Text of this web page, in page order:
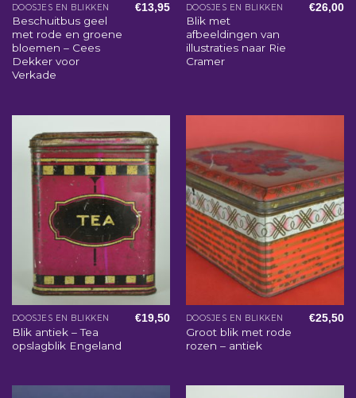
DOOSJES EN BLIKKEN
Beschuitbus geel
met rode en groene
bloemen – Cees
Dekker voor
Verkade
€13,95 DOOSJES EN BLIKKEN
Blik met
afbeeldingen van
illustraties naar Rie
Cramer
€26,00
DOOSJES EN BLIKKEN
Blik antiek – Tea
opslagblik Engeland
€19,50 DOOSJES EN BLIKKEN
Groot blik met rode
rozen – antiek
€25,50